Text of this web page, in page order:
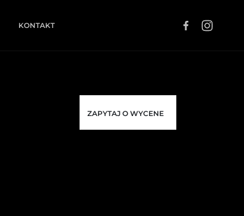
KONTAKT
ZAPYTAJ O WYCENE